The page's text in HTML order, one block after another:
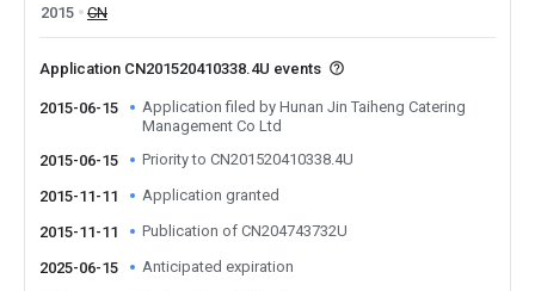
2015
CN
Application CN201520410338.4U events
2015-06-15
Application filed by Hunan Jin Taiheng Catering
Management Co Ltd
2015-06-15
Priority to CN201520410338.4U
2015-11-11 Application granted
2015-11-11 Publication of CN204743732U
2025-06-15 Anticipated expiration